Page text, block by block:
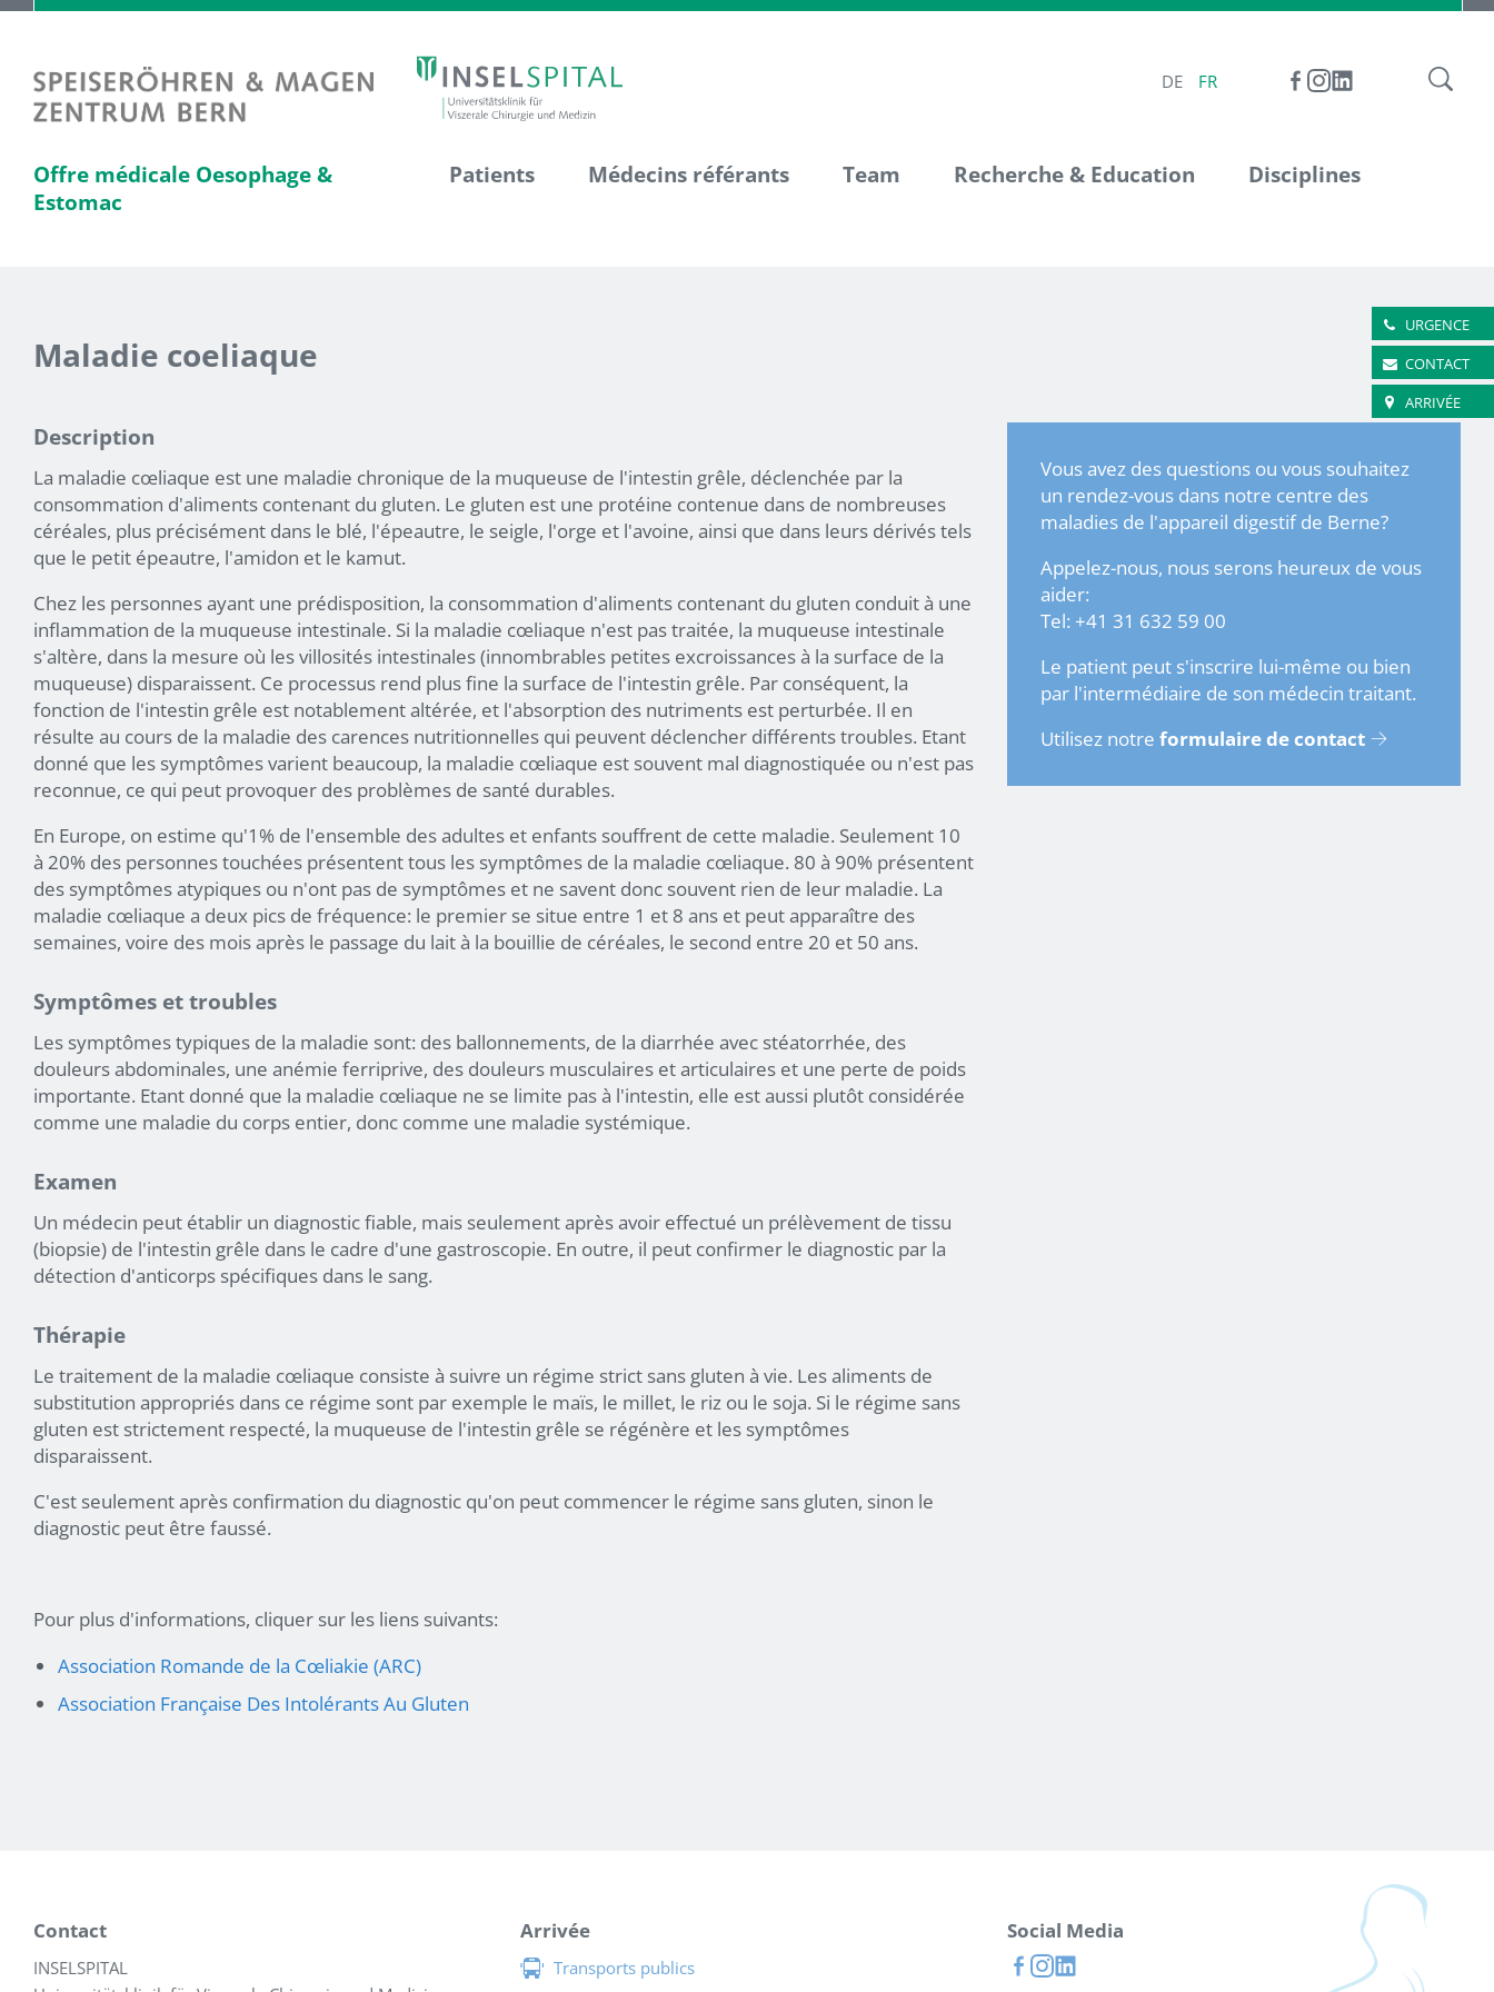
DE FR
Offre médicale Oesophage &
Estomac
Patients Médecins référants Team Recherche & Education Disciplines
URGENCE
CONTACT
ARRIVÉE
Maladie coeliaque
Description
La maladie cœliaque est une maladie chronique de la muqueuse de l'intestin grêle, déclenchée par la
consommation d'aliments contenant du gluten. Le gluten est une protéine contenue dans de nombreuses
céréales, plus précisément dans le blé, l'épeautre, le seigle, l'orge et l'avoine, ainsi que dans leurs dérivés tels
que le petit épeautre, l'amidon et le kamut.
Chez les personnes ayant une prédisposition, la consommation d'aliments contenant du gluten conduit à une
inflammation de la muqueuse intestinale. Si la maladie cœliaque n'est pas traitée, la muqueuse intestinale
s'altère, dans la mesure où les villosités intestinales (innombrables petites excroissances à la surface de la
muqueuse) disparaissent. Ce processus rend plus fine la surface de l'intestin grêle. Par conséquent, la
fonction de l'intestin grêle est notablement altérée, et l'absorption des nutriments est perturbée. Il en
résulte au cours de la maladie des carences nutritionnelles qui peuvent déclencher différents troubles. Etant
donné que les symptômes varient beaucoup, la maladie cœliaque est souvent mal diagnostiquée ou n'est pas
reconnue, ce qui peut provoquer des problèmes de santé durables.
En Europe, on estime qu'1% de l'ensemble des adultes et enfants souffrent de cette maladie. Seulement 10
à 20% des personnes touchées présentent tous les symptômes de la maladie cœliaque. 80 à 90% présentent
des symptômes atypiques ou n'ont pas de symptômes et ne savent donc souvent rien de leur maladie. La
maladie cœliaque a deux pics de fréquence: le premier se situe entre 1 et 8 ans et peut apparaître des
semaines, voire des mois après le passage du lait à la bouillie de céréales, le second entre 20 et 50 ans.
Symptômes et troubles
Les symptômes typiques de la maladie sont: des ballonnements, de la diarrhée avec stéatorrhée, des
douleurs abdominales, une anémie ferriprive, des douleurs musculaires et articulaires et une perte de poids
importante. Etant donné que la maladie cœliaque ne se limite pas à l'intestin, elle est aussi plutôt considérée
comme une maladie du corps entier, donc comme une maladie systémique.
Examen
Un médecin peut établir un diagnostic fiable, mais seulement après avoir effectué un prélèvement de tissu
(biopsie) de l'intestin grêle dans le cadre d'une gastroscopie. En outre, il peut confirmer le diagnostic par la
détection d'anticorps spécifiques dans le sang.
Thérapie
Le traitement de la maladie cœliaque consiste à suivre un régime strict sans gluten à vie. Les aliments de
substitution appropriés dans ce régime sont par exemple le maïs, le millet, le riz ou le soja. Si le régime sans
gluten est strictement respecté, la muqueuse de l'intestin grêle se régénère et les symptômes
disparaissent.
C'est seulement après confirmation du diagnostic qu'on peut commencer le régime sans gluten, sinon le
diagnostic peut être faussé.
Pour plus d'informations, cliquer sur les liens suivants:
Association Romande de la Cœliakie (ARC)
Association Française Des Intolérants Au Gluten
Vous avez des questions ou vous souhaitez
un rendez-vous dans notre centre des
maladies de l'appareil digestif de Berne?
Appelez-nous, nous serons heureux de vous
aider:
Tel: +41 31 632 59 00
Le patient peut s'inscrire lui-même ou bien
par l'intermédiaire de son médecin traitant.
Utilisez notre formulaire de contact
Contact
INSELSPITAL
Arrivée
Transports publics
Social Media